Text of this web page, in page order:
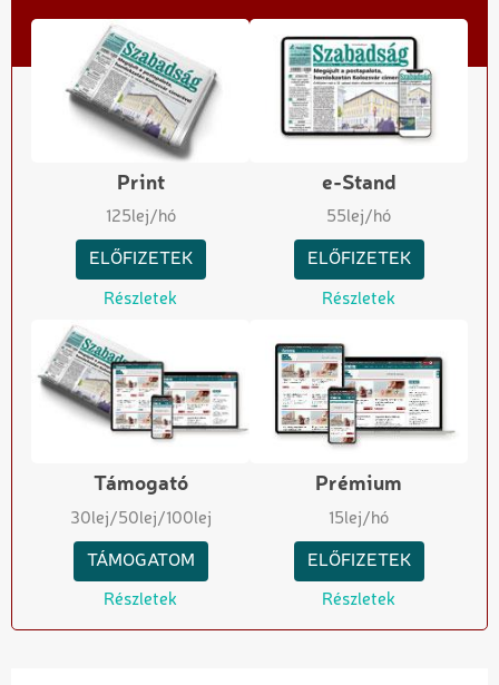
Print
125lej/hó
ELŐFIZETEK
Részletek
e-Stand
55lej/hó
ELŐFIZETEK
Részletek
Támogató
30lej/50lej/100lej
TÁMOGATOM
Részletek
Prémium
15lej/hó
ELŐFIZETEK
Részletek